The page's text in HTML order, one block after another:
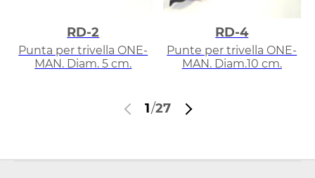
RD-2
Punta per trivella ONE-
MAN. Diam. 5 cm.
RD-4
Punte per trivella ONE-
MAN. Diam.10 cm.
1/27